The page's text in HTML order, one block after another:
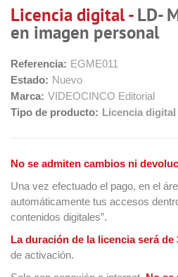
Licencia digital -LD-
en imagen personal
Referencia: EGME011
Estado: Nuevo
Marca: VIDEOCINCO Editorial
Tipo de producto: Licencia digital
No se admiten cambios ni
Una vez efectuado el pago, en el
automáticamente tus accesos
contenidos digitales”.
La duración de la licencia será de
de activación.